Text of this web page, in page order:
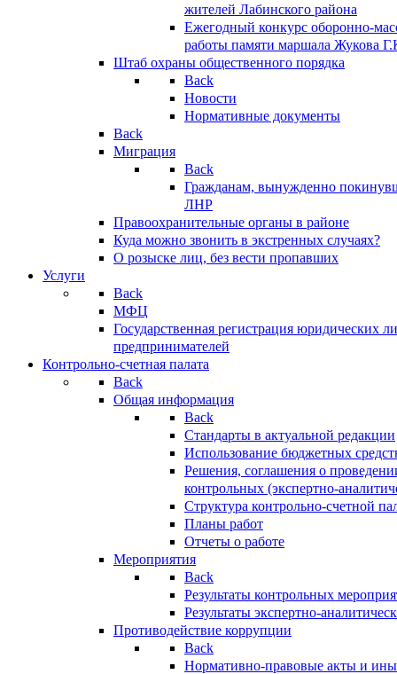
жителей Лабинского района
Ежегодный конкурс оборонно-
работы памяти маршала Жукова
Штаб охраны общественного порядка
Back
Новости
Нормативные документы
Back
Миграция
Back
Гражданам, вынужденно
ЛНР
Правоохранительные органы в районе
Куда можно звонить в экстренных случаях?
О розыске лиц, без вести пропавших
Услуги
Back
МФЦ
Государственная регистрация юридических
предпринимателей
Контрольно-счетная палата
Back
Общая информация
Back
Стандарты в актуальной редакции
Использование бюджетных
Решения, соглашения о
контрольных (экспертно-
Структура контрольно-счетной
Планы работ
Отчеты о работе
Мероприятия
Back
Результаты контрольных
Результаты экспертно-
Противодействие коррупции
Back
Нормативно-правовые акты и